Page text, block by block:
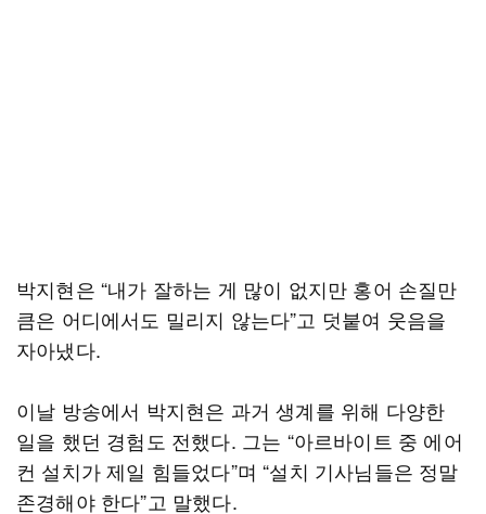
박지현은 “내가 잘하는 게 많이 없지만 홍어 손질만
큼은 어디에서도 밀리지 않는다”고 덧붙여 웃음을
자아냈다.
이날 방송에서 박지현은 과거 생계를 위해 다양한
일을 했던 경험도 전했다. 그는 “아르바이트 중 에어
컨 설치가 제일 힘들었다”며 “설치 기사님들은 정말
존경해야 한다”고 말했다.